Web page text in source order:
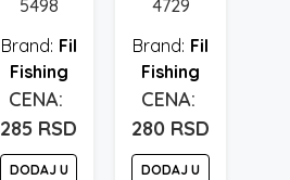
5498
Fil
Fishing
285 RSD
DODAJ U
4729
Fil
Fishing
280 RSD
DODAJ U